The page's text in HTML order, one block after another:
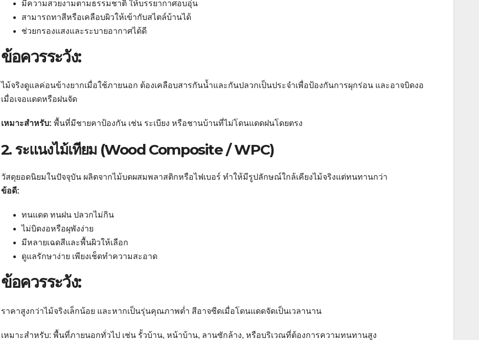
มีความสวยงามตามธรรมชาติ ให้บรรยากาศอบอุ่น
สามารถทาสีหรือเคลือบผิวให้เข้ากับสไตล์บ้านได้
ช่วยกรองแสงและระบายอากาศได้ดี
ข้อควรระวัง:
ไม้จริงดูแลค่อนข้างยากเมื่อใช้ภายนอก ต้องเคลือบสารกันน้ำและกันปลวกเป็นประจำเพื่อป้องกันการผุกร่อน และอาจบิดงอ
เมื่อเจอแดดหรือฝนจัด
เหมาะสำหรับ: พื้นที่มีชายคาป้องกัน เช่น ระเบียง หรือชานบ้านที่ไม่โดนแดดฝนโดยตรง
2. ระแนงไม้เทียม (Wood Composite / WPC)
วัสดุยอดนิยมในปัจจุบัน ผลิตจากไม้บดผสมพลาสติกหรือไฟเบอร์ ทำให้มีรูปลักษณ์ใกล้เคียงไม้จริงแต่ทนทานกว่า
ข้อดี:
ทนแดด ทนฝน ปลวกไม่กิน
ไม่บิดงอหรือผุพังง่าย
มีหลายเฉดสีและพื้นผิวให้เลือก
ดูแลรักษาง่าย เพียงเช็ดทำความสะอาด
ข้อควรระวัง:
ราคาสูงกว่าไม้จริงเล็กน้อย และหากเป็นรุ่นคุณภาพต่ำ สีอาจซีดเมื่อโดนแดดจัดเป็นเวลานาน
เหมาะสำหรับ: พื้นที่ภายนอกทั่วไป เช่น รั้วบ้าน, หน้าบ้าน, ลานซักล้าง, หรือบริเวณที่ต้องการความทนทานสูง